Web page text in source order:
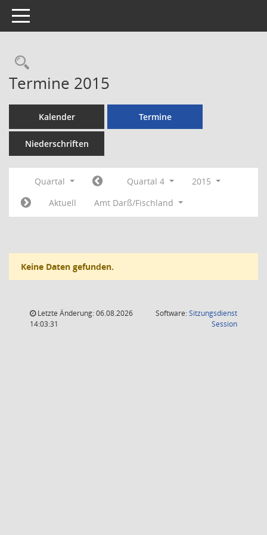
Toggle navigation
Rechercheauswahl
Termine 2015
Kalender Termine
Niederschriften
Quartal Quartal 4
2015
Aktuell
Amt Darß/Fischland
Keine Daten gefunden.
Letzte Änderung: 06.08.2026
14:03:31
Software:Sitzungsdienst
Session(Wird in